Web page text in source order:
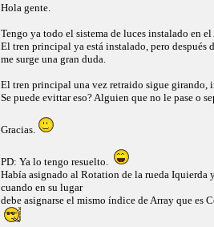
Hola gente.
Tengo ya todo el sistema de luces instalado en
El tren principal ya está instalado, pero después
me surge una gran duda.
El tren principal una vez retraido sigue girando,
Se puede evittar eso? Alguien que no le pase o
Gracias.
PD: Ya lo tengo resuelto.
Había asignado al Rotation de la rueda Iquierda
cuando en su lugar
debe asignarse el mismo índice de Array que es